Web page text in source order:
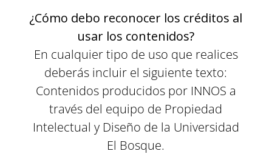
¿Cómo debo reconocer los créditos al
usar los contenidos?
En cualquier tipo de uso que realices
deberás incluir el siguiente texto:
Contenidos producidos por INNOS a
través del equipo de Propiedad
Intelectual y Diseño de la Universidad
El Bosque.